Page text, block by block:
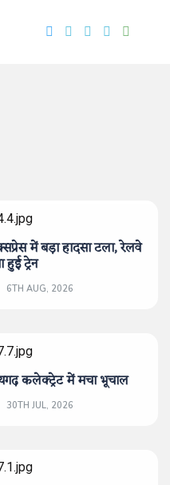
में बड़ा हादसा टला, रेलवे
हुई ट्रेन
6TH AUG, 2026
कलेक्ट्रेट में मचा भूचाल
30TH JUL, 2026